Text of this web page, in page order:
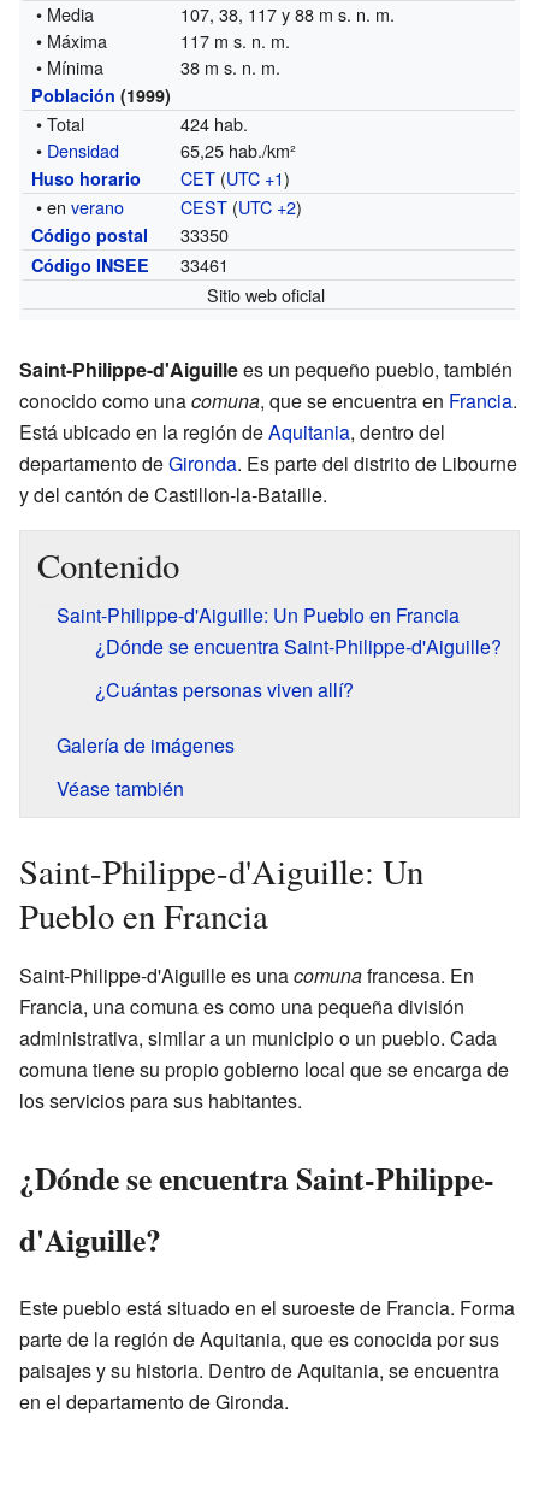
• Media
107, 38, 117 y 88 m s. n. m.
• Máxima
117 m s. n. m.
• Mínima
38 m s. n. m.
Población (1999)
• Total
424 hab.
• Densidad 65,25 hab./km²
Huso horario CET (UTC +1)
• enverano CEST (UTC +2)
Código postal 33350
Código INSEE
33461
Sitio web oficial
Saint-Philippe-d'Aiguillees un pequeño pueblo, también
conocido como unacomuna, que se encuentra en Francia.
Está ubicado en la región deAquitania, dentro del
departamento deGironda. Es parte del distrito de Libourne
y del cantón de Castillon-la-Bataille.
Contenido
Saint-Philippe-d'Aiguille: Un Pueblo en Francia
¿Dónde se encuentra Saint-Philippe-d'Aiguille?
¿Cuántas personas viven allí?
Galería de imágenes
Véase también
Saint-Philippe-d'Aiguille: Un
Pueblo en Francia
Saint-Philippe-d'Aiguille es unacomunafrancesa. En
Francia, una comuna es como una pequeña división
administrativa, similar a un municipio o un pueblo. Cada
comuna tiene su propio gobierno local que se encarga de
los servicios para sus habitantes.
¿Dónde se encuentra Saint-Philippe-
d'Aiguille?
Este pueblo está situado en el suroeste de Francia. Forma
parte de la región de Aquitania, que es conocida por sus
paisajes y su historia. Dentro de Aquitania, se encuentra
en el departamento de Gironda.